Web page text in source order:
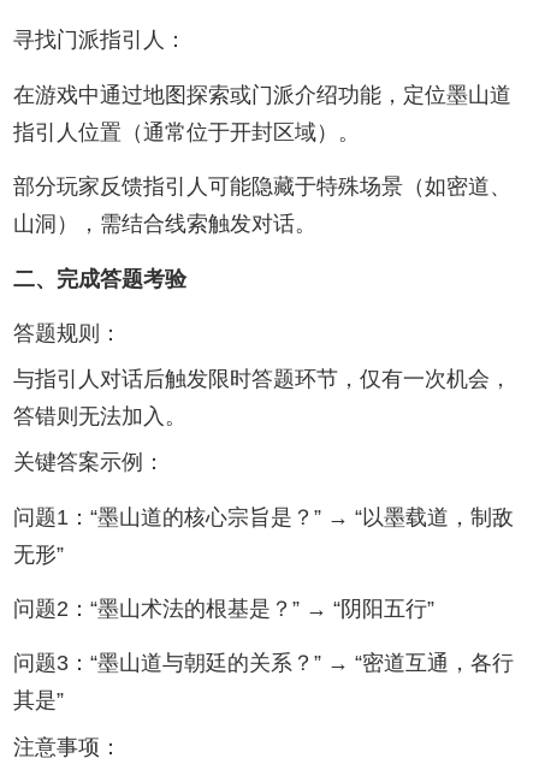
‌寻找门派指引人‌：
在游戏中通过地图探索或门派介绍功能，定位墨山道
指引人位置（通常位于开封区域）‌。
部分玩家反馈指引人可能隐藏于特殊场景（如密道、
山洞），需结合线索触发对话‌。
‌二、完成答题考验‌
‌答题规则‌：
与指引人对话后触发限时答题环节，‌仅有一次机会‌，
答错则无法加入‌。
‌关键答案示例‌：
问题1：“墨山道的核心宗旨是？” → ‌“以墨载道，制敌
无形”‌
问题2：“墨山术法的根基是？” → ‌“阴阳五行”‌
问题3：“墨山道与朝廷的关系？” → ‌“密道互通，各行
其是”‌‌
‌注意事项‌：